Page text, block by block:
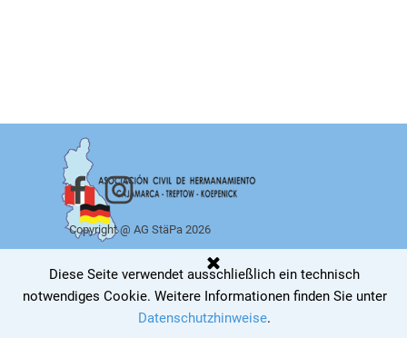
Copyright @ AG StäPa 2026
Diese Seite verwendet ausschließlich ein technisch
notwendiges Cookie. Weitere Informationen finden Sie unter
Datenschutzhinweise.